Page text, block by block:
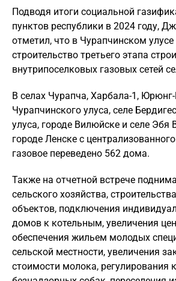
Подводя итоги социальной
пунктов республики в 2024 году,
отметил, что в Чурапчинском
строительство третьего этапа
внутрипоселковых газовых сетей
В селах Чурапча, Харбала-1,
Чурапчинского улуса, селе
улуса, городе Вилюйске и селе Эбя
городе Ленске с
газовое переведено 562 дома.
Также на отчетной встрече
сельского хозяйства,
объектов, подключения
домов к котельным, увеличения
обеспечения жильем молодых
сельской местности, увеличения
стоимости молока, регулирования